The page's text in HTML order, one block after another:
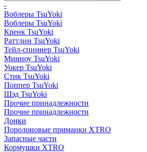
-
Воблеры TsuYoki
Воблеры TsuYoki
Кренк TsuYoki
Раттлин TsuYoki
Тейл-спиннер TsuYoki
Минноу TsuYoki
Уокер TsuYoki
Стик TsuYoki
Поппер TsuYoki
Шэд TsuYoki
Прочие принадлежности
Прочие принадлежности
Донки
Поролоновые приманки XTRO
Запасные части
Кормушки XTRO